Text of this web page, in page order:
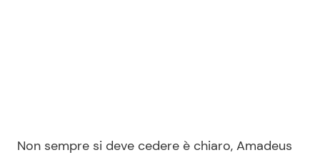
Non sempre si deve cedere è chiaro, Amadeus